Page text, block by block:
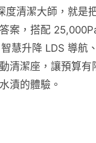
度清潔大師，就是
案，搭配
慧升降 LDS 導航
清潔座，讓預算有
漬的體驗。